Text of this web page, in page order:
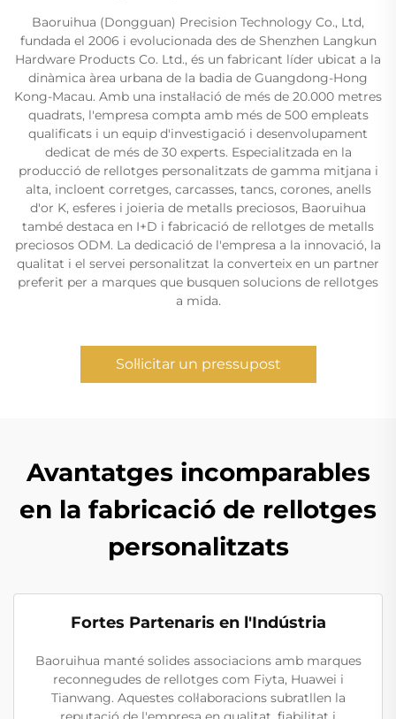
Baoruihua (Dongguan) Precision Technology Co., Ltd,
fundada el 2006 i evolucionada des de Shenzhen Langkun
Hardware Products Co. Ltd., és un fabricant líder ubicat a la
dinàmica àrea urbana de la badia de Guangdong-Hong
Kong-Macau. Amb una instal·lació de més de 20.000 metres
quadrats, l'empresa compta amb més de 500 empleats
qualificats i un equip d'investigació i desenvolupament
dedicat de més de 30 experts. Especialitzada en la
producció de rellotges personalitzats de gamma mitjana i
alta, incloent corretges, carcasses, tancs, corones, anells
d'or K, esferes i joieria de metalls preciosos, Baoruihua
també destaca en I+D i fabricació de rellotges de metalls
preciosos ODM. La dedicació de l'empresa a la innovació, la
qualitat i el servei personalitzat la converteix en un partner
preferit per a marques que busquen solucions de rellotges
a mida.
Sol·licitar un pressupost
Avantatges incomparables
en la fabricació de rellotges
personalitzats
Fortes Partenaris en l'Indústria
Baoruihua manté solides associacions amb marques
reconnegudes de rellotges com Fiyta, Huawei i
Tianwang. Aquestes col·laboracions subratllen la